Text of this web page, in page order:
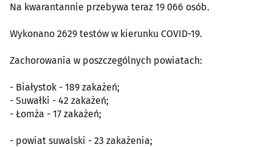
Na kwarantannie przebywa teraz 19 066 osób.
Wykonano 2629 testów w kierunku COVID-19.
Zachorowania w poszczególnych powiatach:
- Białystok - 189 zakażeń;
- Suwałki - 42 zakażeń;
- Łomża - 17 zakażeń;
- powiat suwalski - 23 zakażenia;